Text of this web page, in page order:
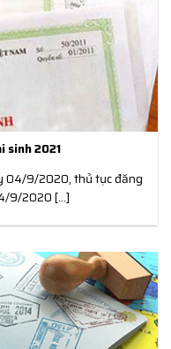
sinh 2021
04/9/2020, thủ tục đăng
9/2020 [...]